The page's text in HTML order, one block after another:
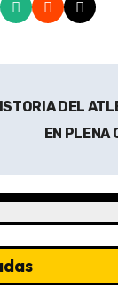
DEL
EN PLENA